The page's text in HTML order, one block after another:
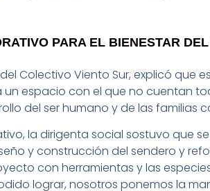
PARA EL BIENESTAR
Colectivo Viento Sur, explicó
espacio con el que no cuentan
del ser humano y de las familias
la dirigenta social sostuvo que
y construcción del sendero y
con herramientas y las
lograr, nosotros ponemos la